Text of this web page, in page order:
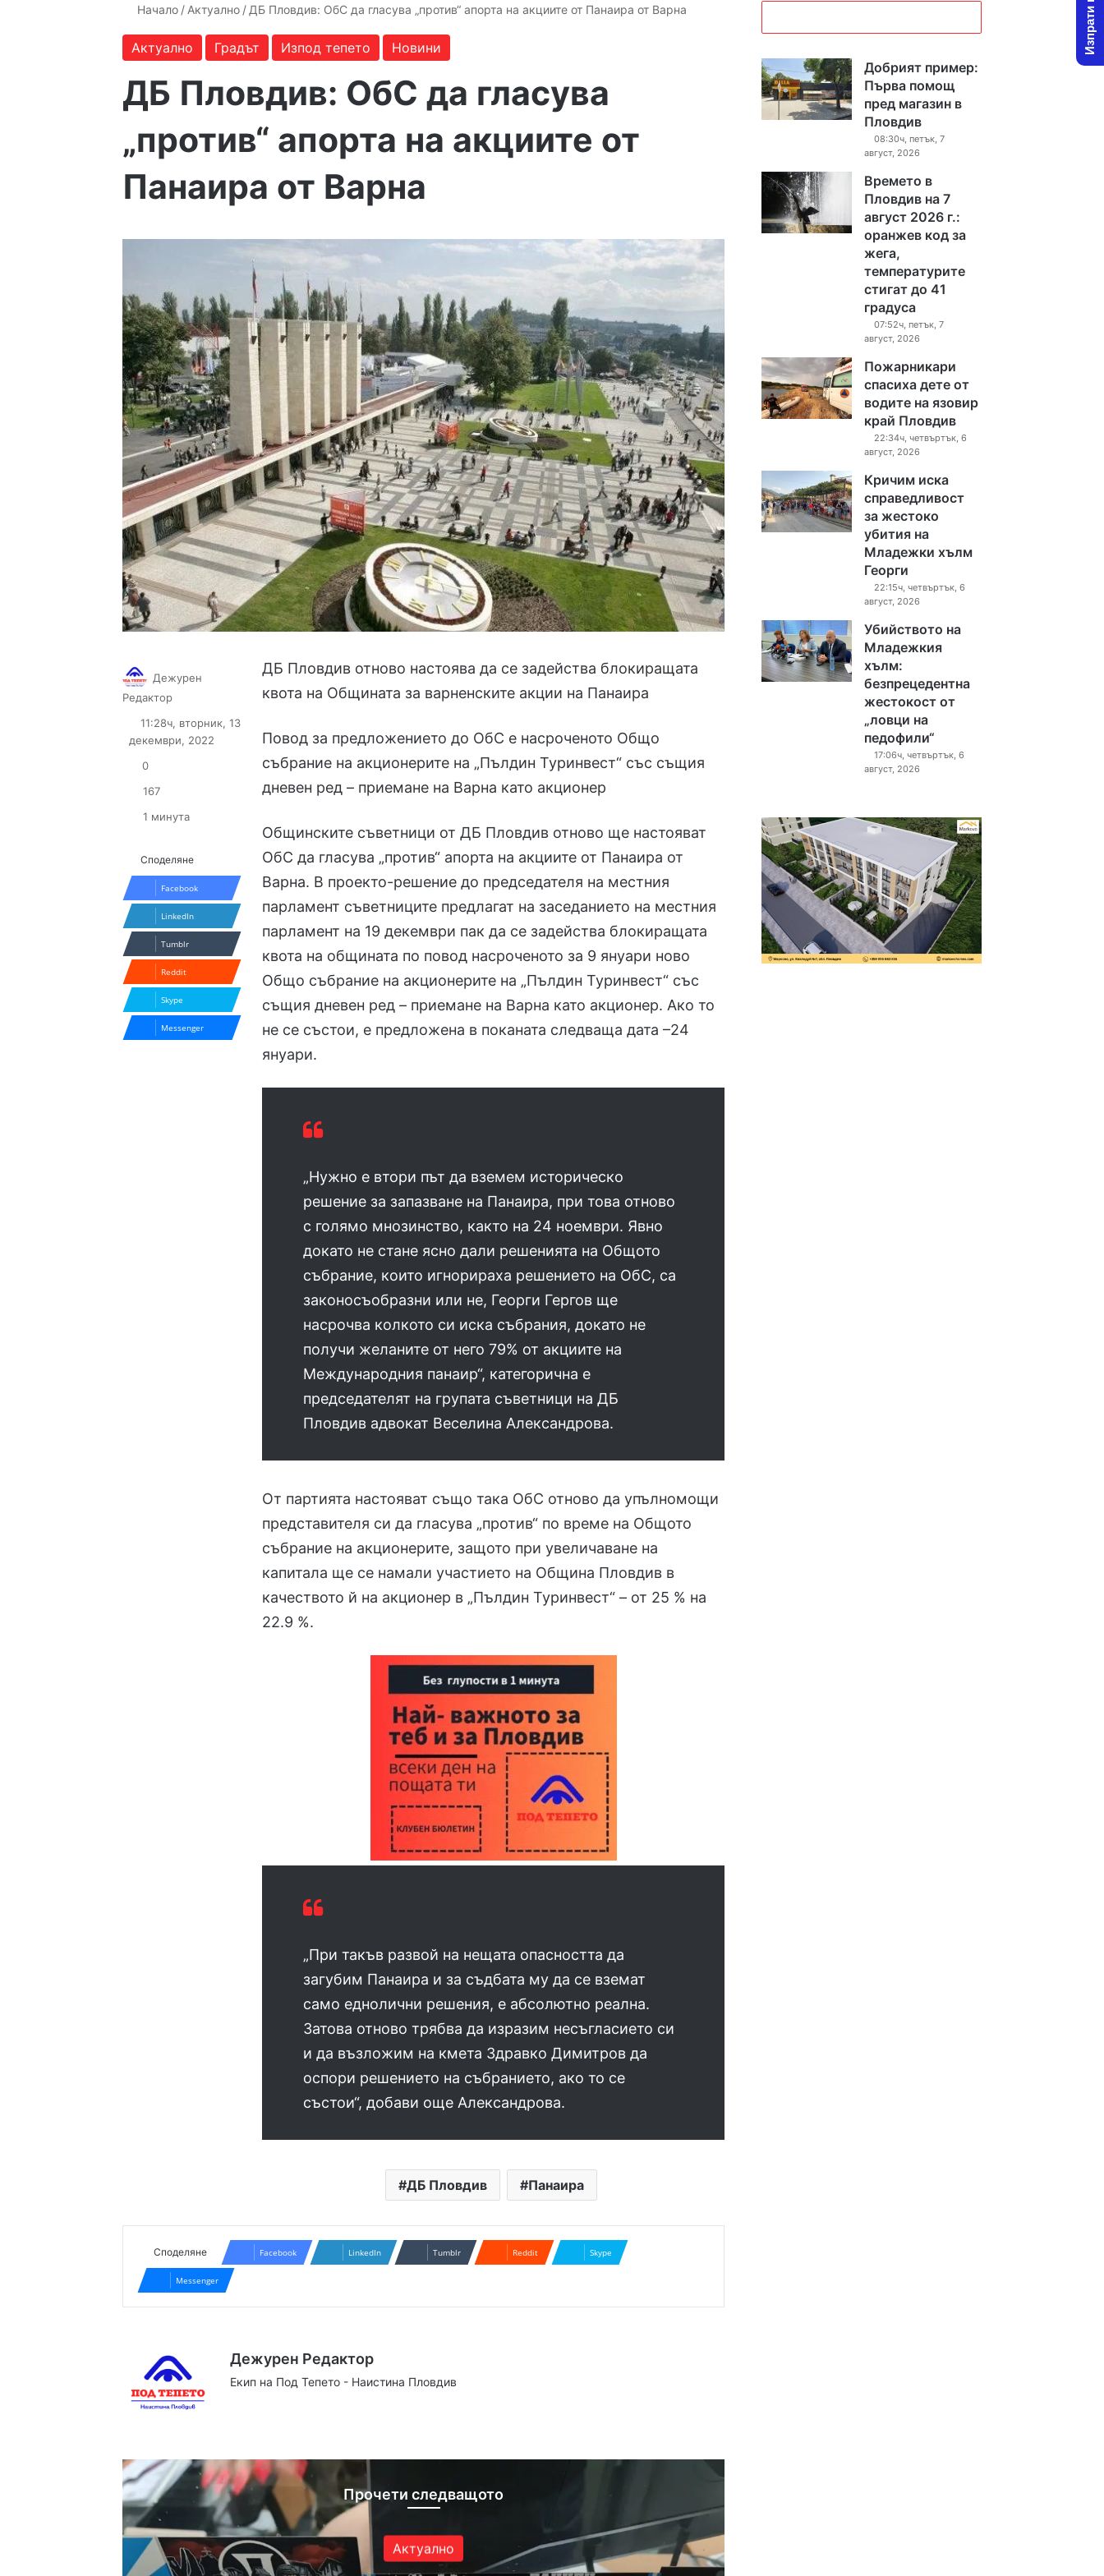
Начало / Актуално / ДБ Пловдив: ОбС да гласува „против“ апорта на акциите от Панаира от Варна
Актуално Градът Изпод тепето Новини
ДБ Пловдив: ОбС да гласува
„против“ апорта на акциите от
Панаира от Варна
ДБ Пловдив отново настоява да се задейства блокиращата
квота на Общината за варненските акции на Панаира
Повод за предложението до ОбС е насроченото Общо
събрание на акционерите на „Пълдин Туринвест“ със същия
дневен ред – приемане на Варна като акционер
Общинските съветници от ДБ Пловдив отново ще настояват
ОбС да гласува „против“ апорта на акциите от Панаира от
Варна. В проекто-решение до председателя на местния
парламент съветниците предлагат на заседанието на местния
парламент на 19 декември пак да се задейства блокиращата
квота на общината по повод насроченото за 9 януари ново
Общо събрание на акционерите на „Пълдин Туринвест“ със
същия дневен ред – приемане на Варна като акционер. Ако то
не се състои, е предложена в поканата следваща дата –24
януари.
„Нужно е втори път да вземем историческо
решение за запазване на Панаира, при това отново
с голямо мнозинство, както на 24 ноември. Явно
докато не стане ясно дали решенията на Общото
събрание, които игнорираха решението на ОбС, са
законосъобразни или не, Георги Гергов ще
насрочва колкото си иска събрания, докато не
получи желаните от него 79% от акциите на
Международния панаир“, категорична е
председателят на групата съветници на ДБ
Пловдив адвокат Веселина Александрова.
От партията настояват също така ОбС отново да упълномощи
представителя си да гласува „против“ по време на Общото
събрание на акционерите, защото при увеличаване на
капитала ще се намали участието на Община Пловдив в
качеството й на акционер в „Пълдин Туринвест“ – от 25 % на
22.9 %.
„При такъв развой на нещата опасността да
загубим Панаира и за съдбата му да се вземат
само еднолични решения, е абсолютно реална.
Затова отново трябва да изразим несъгласието си
и да възложим на кмета Здравко Димитров да
оспори решението на събранието, ако то се
състои“, добави още Александрова.
ДБ Пловдив Панаира
Дежурен
Редактор
X email
11:28ч, вторник, 13
декември, 2022
0
167
1 минута
Споделяне
Facebook
LinkedIn
Tumblr
Reddit
Skype
Messenger
Споделяне Facebook LinkedIn Tumblr Reddit Skype
Messenger
Дежурен Редактор
Екип на Под Тепето - Наистина Пловдив
Прочети следващото
Актуално
Добрият пример:
Първа помощ
пред магазин в
Пловдив
08:30ч, петък, 7
август, 2026
Времето в
Пловдив на 7
август 2026 г.:
оранжев код за
жега,
температурите
стигат до 41
градуса
07:52ч, петък, 7
август, 2026
Пожарникари
спасиха дете от
водите на язовир
край Пловдив
22:34ч, четвъртък, 6
август, 2026
Кричим иска
справедливост
за жестоко
убития на
Младежки хълм
Георги
22:15ч, четвъртък, 6
август, 2026
Убийството на
Младежкия
хълм:
безпрецедентна
жестокост от
„ловци на
педофили“
17:06ч, четвъртък, 6
август, 2026